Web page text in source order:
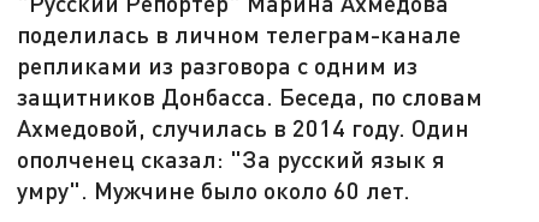
поделилась в личном телеграм-канале
репликами из разговора с одним из
защитников Донбасса. Беседа, по словам
Ахмедовой, случилась в 2014 году. Один
ополченец сказал: "За русский язык я
умру". Мужчине было около 60 лет.